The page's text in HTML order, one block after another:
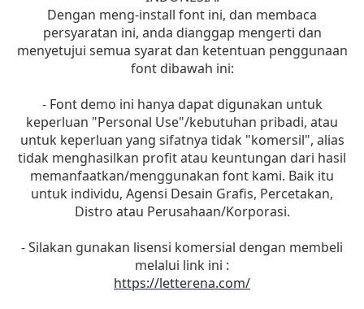
Dengan meng-install font ini, dan membaca
persyaratan ini, anda dianggap mengerti dan
menyetujui semua syarat dan ketentuan penggunaan
font dibawah ini:
- Font demo ini hanya dapat digunakan untuk
keperluan "Personal Use"/kebutuhan pribadi, atau
untuk keperluan yang sifatnya tidak "komersil", alias
tidak menghasilkan profit atau keuntungan dari hasil
memanfaatkan/menggunakan font kami. Baik itu
untuk individu, Agensi Desain Grafis, Percetakan,
Distro atau Perusahaan/Korporasi.
- Silakan gunakan lisensi komersial dengan membeli
melalui link ini :
https://letterena.com/